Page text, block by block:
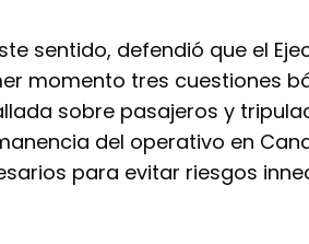
sentido, defendió que el
momento tres cuestiones
sobre pasajeros y
del operativo en
para evitar riesgos